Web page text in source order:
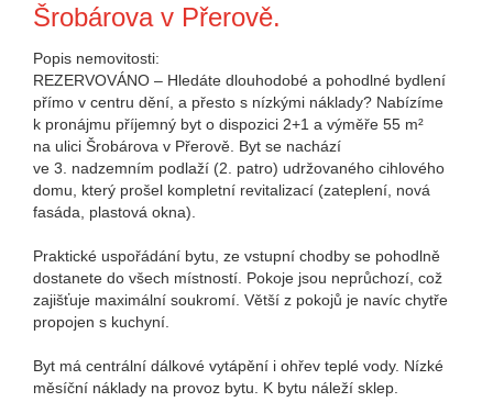
Šrobárova v Přerově.
Popis nemovitosti:
REZERVOVÁNO – Hledáte dlouhodobé a pohodlné bydlení
přímo v centru dění, a přesto s nízkými náklady? Nabízíme
k pronájmu příjemný byt o dispozici 2+1 a výměře 55 m²
na ulici Šrobárova v Přerově. Byt se nachází
ve 3. nadzemním podlaží (2. patro) udržovaného cihlového
domu, který prošel kompletní revitalizací (zateplení, nová
fasáda, plastová okna).
Praktické uspořádání bytu, ze vstupní chodby se pohodlně
dostanete do všech místností. Pokoje jsou neprůchozí, což
zajišťuje maximální soukromí. Větší z pokojů je navíc chytře
propojen s kuchyní.
Byt má centrální dálkové vytápění i ohřev teplé vody. Nízké
měsíční náklady na provoz bytu. K bytu náleží sklep.